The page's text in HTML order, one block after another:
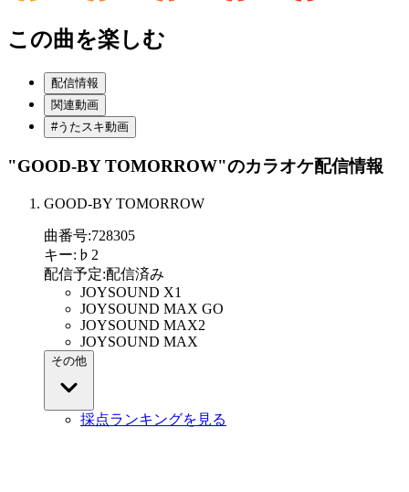
この曲を楽しむ
配信情報
関連動画
#うたスキ動画
"GOOD-BY TOMORROW"のカラオケ配信情報
GOOD-BY TOMORROW
曲番号:728305
キー: ♭2
配信予定:配信済み
JOYSOUND X1
JOYSOUND MAX GO
JOYSOUND MAX2
JOYSOUND MAX
その他
採点ランキングを見る